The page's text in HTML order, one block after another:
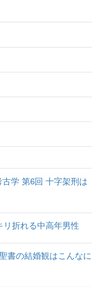
学 第6回 十字架刑は
折れる中高年男性
書の結婚観はこんなに